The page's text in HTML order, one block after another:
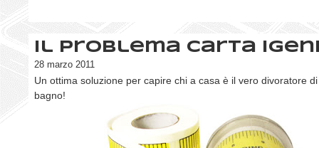
Il problema carta
28 marzo 2011
Un ottima soluzione per capire chi a casa è il vero divoratore
bagno!